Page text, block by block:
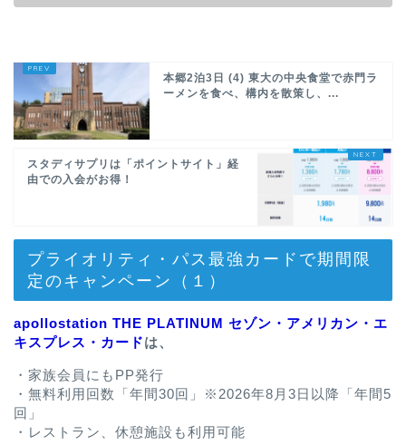
本郷2泊3日 (4) 東大の中央食堂で赤門ラ
ーメンを食べ、構内を散策し、...
スタディサプリは「ポイントサイト」経
由での入会がお得！
プライオリティ・パス最強カードで期間限
定のキャンペーン（１）
apollostation THE PLATINUM セゾン・アメリカン・エ
キスプレス・カードは、
・家族会員にもPP発行
・無料利用回数「年間30回」※2026年8月3日以降「年間5
回」
・レストラン、休憩施設も利用可能